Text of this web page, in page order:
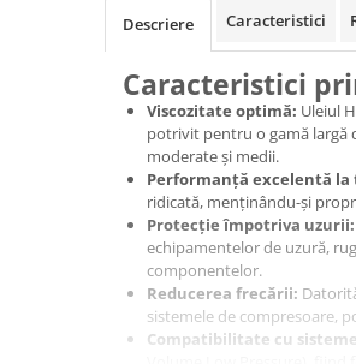
Descriere Caracteristici
Caracteristici
Viscozitate optimă: Uleiul
potrivit pentru o gamă largă
moderate și medii.
Performanță excelentă
ridicată, menținându-și
Protecție împotriva uzurii:
echipamentelor de uzură,
componentelor.
Reducerea frecării:
sistemele de compresoare,
Compatibilitate cu